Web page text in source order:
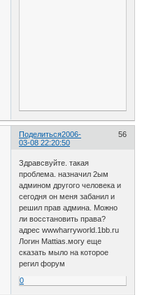
Поделиться 56
2006-
03-08 22:20:50
Здравсвуйте. такая
проблема. назначил 2ым
админом другого человека и
сегодня он меня забанил и
решил прав админа. Можно
ли восстановить права?
адрес wwwharryworld.1bb.ru
Логин Mattias.могу еще
сказать мыло на которое
регил форум
0